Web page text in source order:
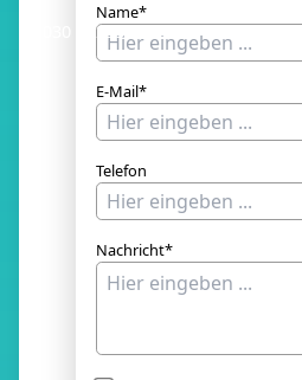
030 / 6293 7808
Name*
E-Mail*
Telefon
Nachricht*